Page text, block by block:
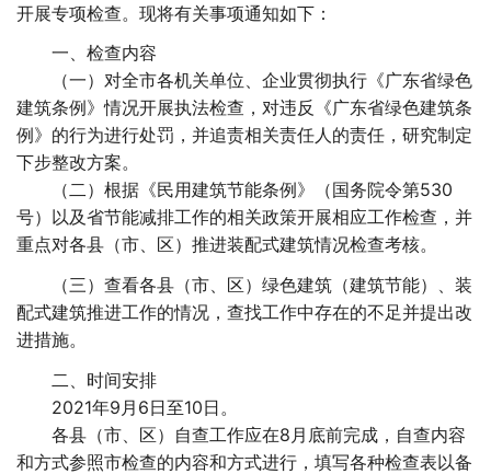
开展专项检查。现将有关事项通知如下：
一、检查内容
（一）对全市各机关单位、企业贯彻执行《广东省绿色
建筑条例》情况开展执法检查，对违反《广东省绿色建筑条
例》的行为进行处罚，并追责相关责任人的责任，研究制定
下步整改方案。
（二）根据《民用建筑节能条例》（国务院令第530
号）以及省节能减排工作的相关政策开展相应工作检查，并
重点对各县（市、区）推进装配式建筑情况检查考核。
（三）查看各县（市、区）绿色建筑（建筑节能）、装
配式建筑推进工作的情况，查找工作中存在的不足并提出改
进措施。
二、时间安排
2021年9月6日至10日。
各县（市、区）自查工作应在8月底前完成，自查内容
和方式参照市检查的内容和方式进行，填写各种检查表以备